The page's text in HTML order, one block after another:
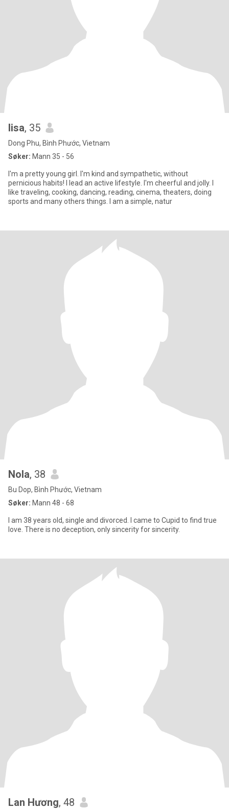
lisa, 35
Dong Phu, Bình Phước, Vietnam
Søker: Mann 35 - 56
I'm a pretty young girl. I'm kind and sympathetic, without
pernicious habits! I lead an active lifestyle. I'm cheerful and jolly. I
like traveling, cooking, dancing, reading, cinema, theaters, doing
sports and many others things. I am a simple, natur
Nola, 38
Bu Dop, Bình Phước, Vietnam
Søker: Mann 48 - 68
I am 38 years old, single and divorced. I came to Cupid to find true
love. There is no deception, only sincerity for sincerity.
Lan Hương, 48